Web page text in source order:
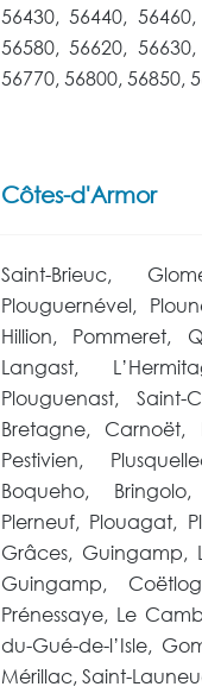
56430, 56440,
56580, 56620,
56770, 56800, 56850,
Côtes-d'Armor
Saint-Brieuc,
Plouguernével,
Hillion, Pommeret,
Langast,
Plouguenast,
Bretagne, Carnoët,
Pestivien,
Boqueho,
Plerneuf, Plouagat,
Grâces, Guingamp,
Guingamp,
Prénessaye, Le
du-Gué-de-l’Isle,
Mérillac, Saint-